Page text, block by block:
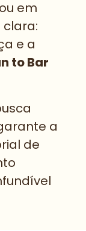
em
e a
to Bar
a
de